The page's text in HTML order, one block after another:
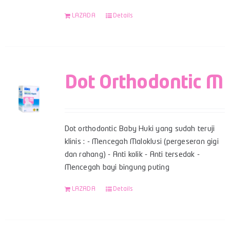
LAZADA Details
Dot Orthodontic M
Dot orthodontic Baby Huki yang sudah teruji
klinis : - Mencegah Maloklusi (pergeseran gigi
dan rahang) - Anti kolik - Anti tersedak -
Mencegah bayi bingung puting
LAZADA Details